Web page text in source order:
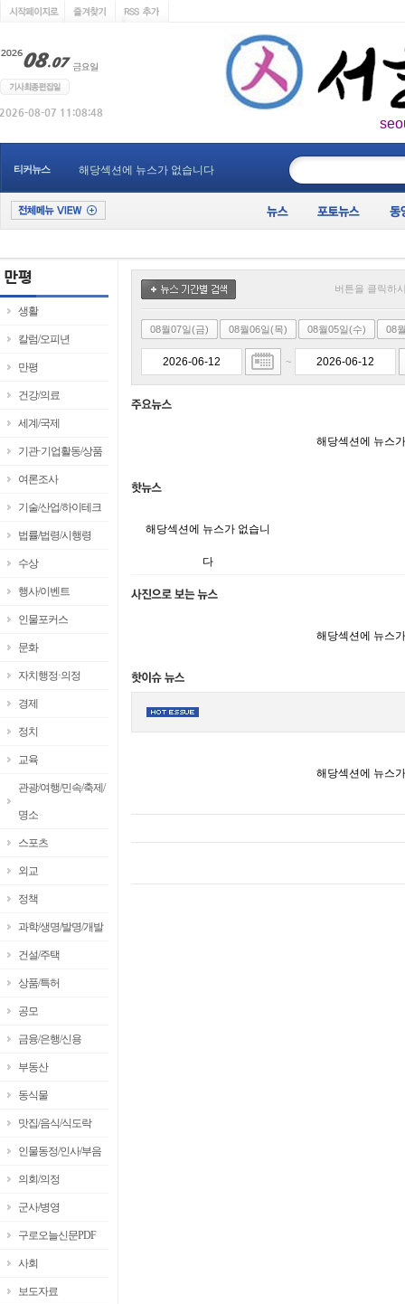
티커뉴스 해당섹션에 뉴스가 없습니다
생활
칼럼/오피년
만평
건강/의료
세계/국제
기관·기업활동/상품
여론조사
기술/산업/하이테크
법률/법령/시행령
수상
행사/이벤트
인물포커스
문화
자치행정·의정
경제
정치
교육
관광/여행/민속/축제/
명소
스포츠
외교
정책
과학/생명/발명/개발
건설/주택
상품/특허
공모
금융/은행/신용
부동산
동식물
맛집/음식/식도락
인물동정/인사/부음
의회/의정
군사/병영
구로오늘신문PDF
사회
보도자료
버튼을 클릭하
08월07일(금) 08월06일(목) 08월05일(수) 08
~
해당섹션에 뉴스
해당섹션에 뉴스가 없습니
다
해당섹션에 뉴스
해당섹션에 뉴스